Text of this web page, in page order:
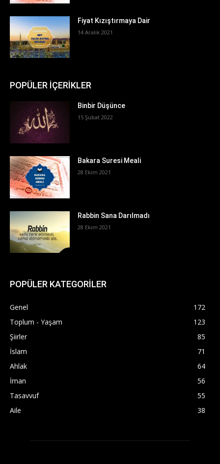
Fiyat Kızıştırmaya Dair
14 Aralık 2021
POPÜLER İÇERİKLER
Binbir Düşünce
15 Şubat 2022
Bakara Suresi Meali
28 Ekim 2021
Rabbin Sana Darılmadı
28 Ekim 2021
POPÜLER KATEGORİLER
Genel
172
Toplum - Yaşam
123
Şiirler
85
İslam
71
Ahlak
64
İman
56
Tasavvuf
55
Aile
38